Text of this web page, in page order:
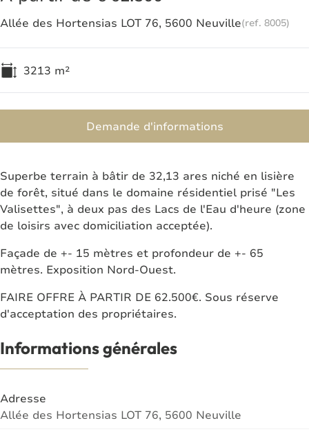
Allée des Hortensias LOT 76, 5600 Neuville(ref. 8005)
3213 m²
Demande d'informations
Superbe terrain à bâtir de 32,13 ares niché en lisière
de forêt, situé dans le domaine résidentiel prisé "Les
Valisettes", à deux pas des Lacs de l'Eau d'heure (zone
de loisirs avec domiciliation acceptée).
Façade de +- 15 mètres et profondeur de +- 65
mètres. Exposition Nord-Ouest.
FAIRE OFFRE À PARTIR DE 62.500€. Sous réserve
d'acceptation des propriétaires.
Informations générales
Adresse
Allée des Hortensias LOT 76, 5600 Neuville